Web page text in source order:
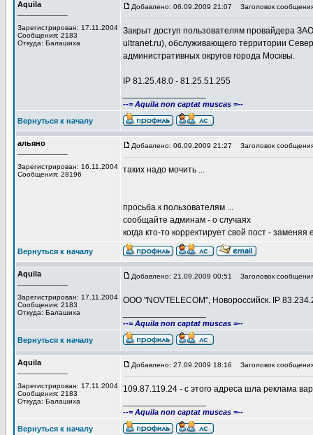
Aquila
Зарегистрирован: 17.11.2004
Сообщения: 2183
Откуда: Балашиха
Добавлено: 06.09.2009 21:07 Заголовок
Закрыт доступ пользователям провайдера
ultranet.ru), обслуживающего территории
административных округов города Москвы.
IP 81.25.48.0 - 81.25.51.255
--= Aquila non captat muscas =--
Вернуться к началу
альяно
Зарегистрирован: 16.11.2004
Сообщения: 28196
Добавлено: 06.09.2009 21:27 Заголовок
таких надо мочить ...
просьба к пользователям ...
сообщайте админам - о случаях
когда кто-то корректирует свой пост - заменяя
Вернуться к началу
Aquila
Зарегистрирован: 17.11.2004
Сообщения: 2183
Откуда: Балашиха
Добавлено: 21.09.2009 00:51 Заголовок
OOO "NOVTELECOM", Новороссийск. IP
--= Aquila non captat muscas =--
Вернуться к началу
Aquila
Зарегистрирован: 17.11.2004
Сообщения: 2183
Откуда: Балашиха
Добавлено: 27.09.2009 18:16 Заголовок
109.87.119.24 - с этого адреса шла реклама
--= Aquila non captat muscas =--
Вернуться к началу